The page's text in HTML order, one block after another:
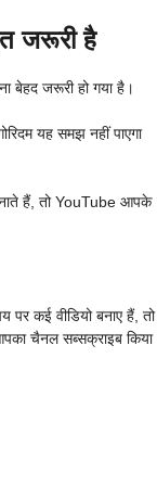
जरूरी है
बेहद जरूरी हो गया है।
यह समझ नहीं पाएगा
हैं, तो YouTube आपके
कई वीडियो बनाए हैं, तो
चैनल सब्सक्राइब किया